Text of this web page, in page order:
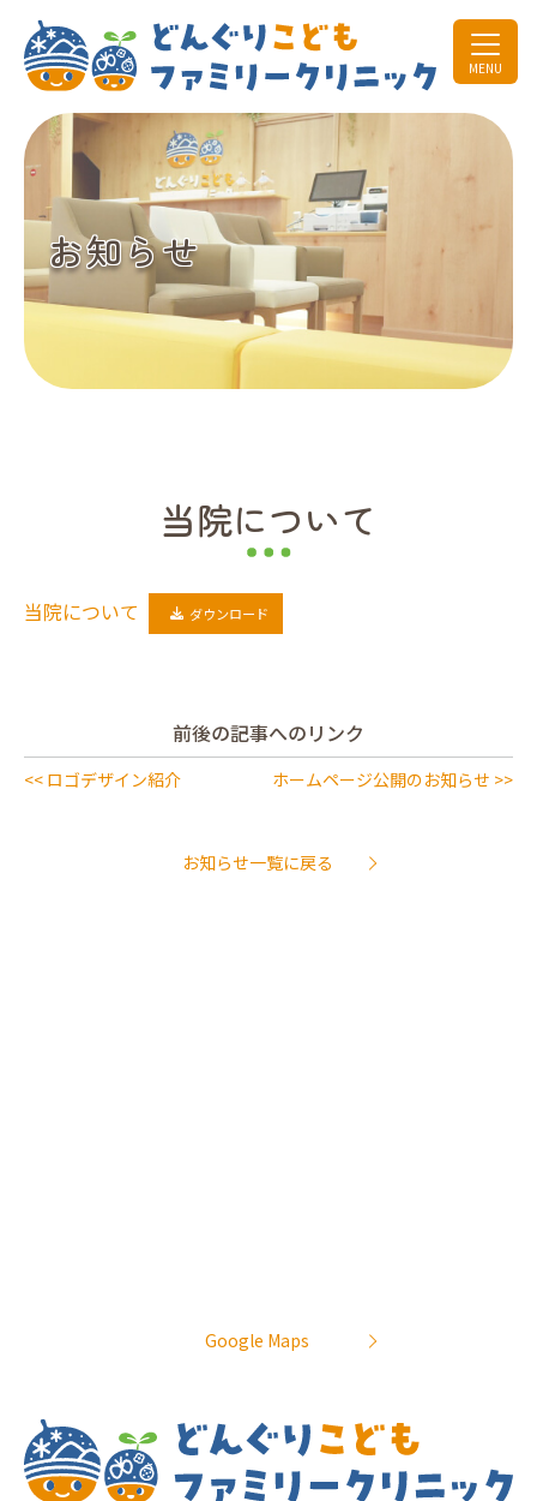
MENU
お知らせ
当院について
当院について ダウンロード
前後の記事へのリンク
<< ロゴデザイン紹介 ホームページ公開のお知らせ >>
お知らせ一覧に戻る
Google Maps